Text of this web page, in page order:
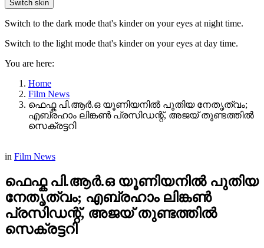
Switch skin
Switch to the dark mode that's kinder on your eyes at night time.
Switch to the light mode that's kinder on your eyes at day time.
You are here:
Home
Film News
ഫെഫ്ക പി.ആർ.ഒ യൂണിയനിൽ പുതിയ നേതൃത്വം;
എബ്രഹാം ലിങ്കൺ പ്രസിഡന്റ്, അജയ് തുണ്ടത്തിൽ
സെക്രട്ടറി
in Film News
ഫെഫ്ക പി.ആർ.ഒ യൂണിയനിൽ പുതിയ
നേതൃത്വം; എബ്രഹാം ലിങ്കൺ
പ്രസിഡന്റ്, അജയ് തുണ്ടത്തിൽ
സെക്രട്ടറി